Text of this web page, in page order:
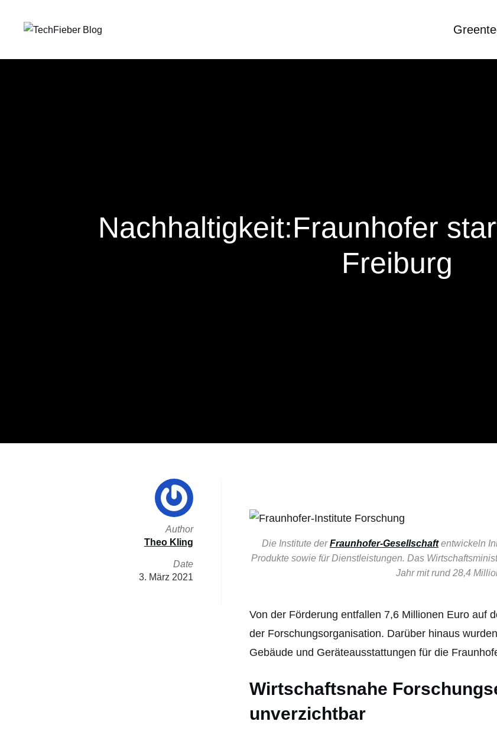
Nachhaltigkeit:Fraunhofer
Freiburg
Die Institute derFraunhofer-Gesellschaftentwickeln
Produkte sowie für Dienstleistungen. Das
Jahr mit rund 28,4
Von der Förderung entfallen 7,6 Millionen Euro auf
der Forschungsorganisation. Darüber hinaus
Gebäude und Geräteausstattungen für die
Wirtschaftsnahe
unverzichtbar
Author
Theo Kling
Date
3. März 2021